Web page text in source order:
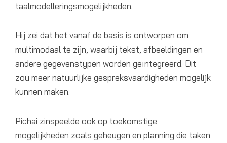
taalmodelleringsmogelijkheden.
Hij zei dat het vanaf de basis is ontworpen om
multimodaal te zijn, waarbij tekst, afbeeldingen en
andere gegevenstypen worden geïntegreerd. Dit
zou meer natuurlijke gespreksvaardigheden mogelijk
kunnen maken.
Pichai zinspeelde ook op toekomstige
mogelijkheden zoals geheugen en planning die taken